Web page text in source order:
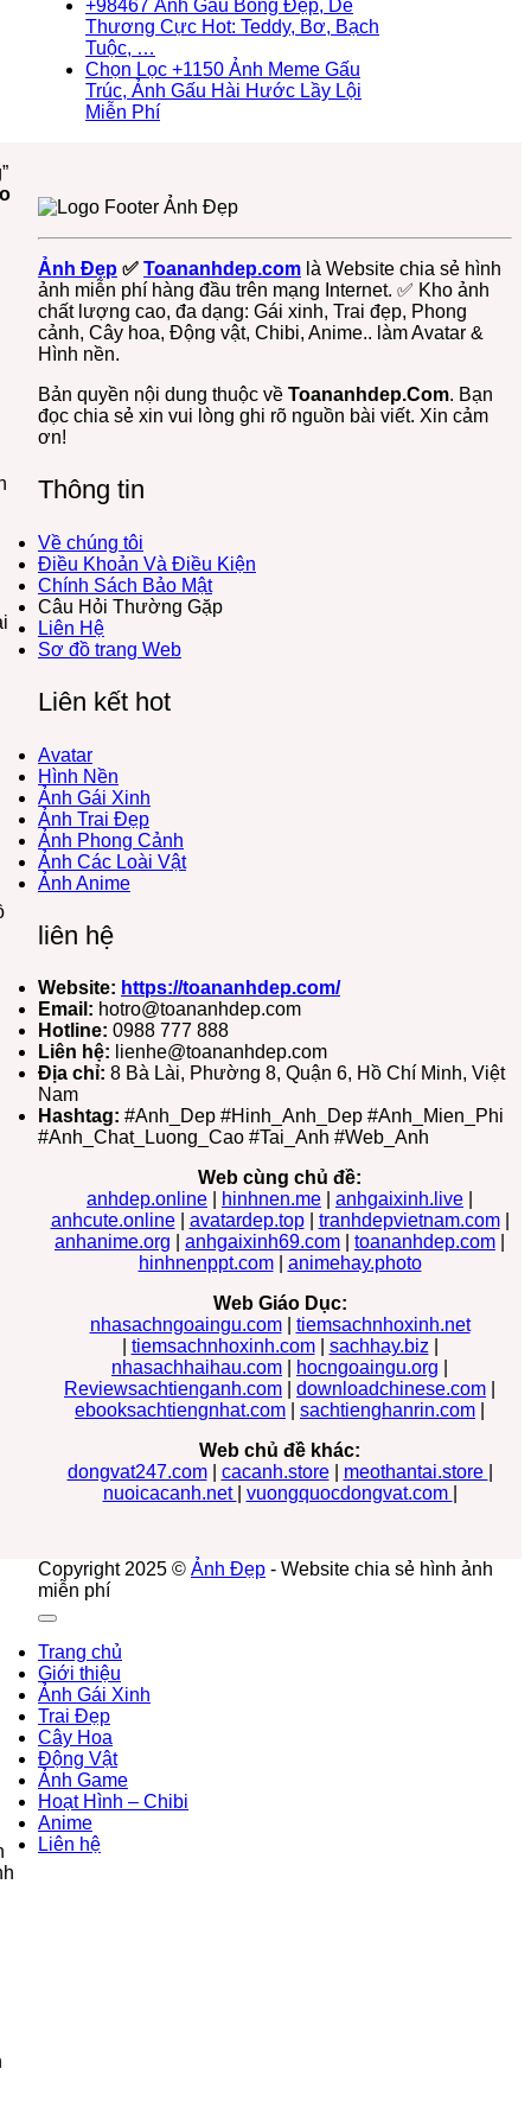
Thỏ
Cute
Nhất
Tuyết
&
Cute
–
Trúc
Dễ
Thương,
Ngầu,
3D
PC
+93671
Nền
Con
Đủ
Thể
Loại
luận
ở
+139
Ảnh
Đại
Thương
Cute
–
Miễn
Phí
Tải
Về
Gấu
Trúc,
Gấu
Dâu,
Gấu
Bông
+98467 Ảnh Gấu Bông Đẹp, Dễ
Thương Cực Hot: Teddy, Bơ, Bạch
Tuộc, …
có
bình
luận
Gấu
Bông
Đẹp,
Dễ
Thương
Cực
Hot:
Teddy,
Bạch
Tuộc,
Chọn Lọc +1150 Ảnh Meme Gấu
Trúc, Ảnh Gấu Hài Hước Lầy Lội
Miễn PhíKhông
ở
Chọn
Lọc
Ảnh
Meme
Gấu
Trúc,
Gấu
Hài
Ảnh Đẹp ✅ Toananhdep.com là Website chia sẻ hình
ảnh miễn phí hàng đầu trên mạng Internet. ✅ Kho ảnh
chất lượng cao, đa dạng: Gái xinh, Trai đẹp, Phong
cảnh, Cây hoa, Động vật, Chibi, Anime.. làm Avatar &
Hình nền.
Bản quyền nội dung thuộc về Toananhdep.Com. Bạn
đọc chia sẻ xin vui lòng ghi rõ nguồn bài viết. Xin cảm
ơn!
Thông tin
Về chúng tôi
Điều Khoản Và Điều Kiện
Chính Sách Bảo Mật
Câu Hỏi Thường Gặp
Liên Hệ
Sơ đồ trang Web
Liên kết hot
Avatar
Hình Nền
Ảnh Gái Xinh
Ảnh Trai Đẹp
Ảnh Phong Cảnh
Ảnh Các Loài Vật
Ảnh Anime
liên hệ
Website: https://toananhdep.com/
Email: hotro@toananhdep.com
Hotline: 0988 777 888
Liên hệ: lienhe@toananhdep.com
Địa chỉ: 8 Bà Lài, Phường 8, Quận 6, Hồ Chí Minh, Việt
Nam
Hashtag: #Anh_Dep #Hinh_Anh_Dep #Anh_Mien_Phi
#Anh_Chat_Luong_Cao #Tai_Anh #Web_Anh
Web cùng chủ đề:
anhdep.online
hinhnen.me anhgaixinh.live
anhcute.online| avatardep.top| tranhdepvietnam.com|
anhanime.org
anhgaixinh69.com toananhdep.com
hinhnenppt.com| animehay.photo
Web Giáo Dục:
nhasachngoaingu.com| tiemsachnhoxinh.net
tiemsachnhoxinh.com| sachhay.biz
nhasachhaihau.com
hocngoaingu.org
Reviewsachtienganh.com
downloadchinese.com
ebooksachtiengnhat.com
sachtienghanrin.com
Web chủ đề khác:
dongvat247.com| cacanh.store| meothantai.store
nuoicacanh.net
vuongquocdongvat.com
Copyright 2025 © Ảnh Đẹp - Website chia sẻ hình ảnh
miễn phí
Trang chủ
Giới thiệu
Ảnh Gái Xinh
Trai Đẹp
Cây Hoa
Động Vật
Ảnh Game
Hoạt Hình – Chibi
Anime
Liên hệ